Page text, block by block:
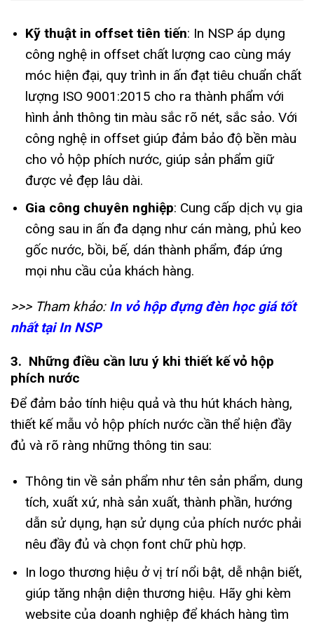
Kỹ thuật in offset tiên tiến: In NSP áp dụng
công nghệ in offset chất lượng cao cùng máy
móc hiện đại, quy trình in ấn đạt tiêu chuẩn chất
lượng ISO 9001:2015 cho ra thành phẩm với
hình ảnh thông tin màu sắc rõ nét, sắc sảo. Với
công nghệ in offset giúp đảm bảo độ bền màu
cho vỏ hộp phích nước, giúp sản phẩm giữ
được vẻ đẹp lâu dài.
Gia công chuyên nghiệp: Cung cấp dịch vụ gia
công sau in ấn đa dạng như cán màng, phủ keo
gốc nước, bồi, bế, dán thành phẩm, đáp ứng
mọi nhu cầu của khách hàng.
>>> Tham khảo: In vỏ hộp đựng đèn học giá tốt
nhất tại In NSP
3. Những điều cần lưu ý khi thiết kế vỏ hộp
phích nước
Để đảm bảo tính hiệu quả và thu hút khách hàng,
thiết kế mẫu vỏ hộp phích nước cần thể hiện đầy
đủ và rõ ràng những thông tin sau:
Thông tin về sản phẩm như tên sản phẩm, dung
tích, xuất xứ, nhà sản xuất, thành phần, hướng
dẫn sử dụng, hạn sử dụng của phích nước phải
nêu đầy đủ và chọn font chữ phù hợp.
In logo thương hiệu ở vị trí nổi bật, dễ nhận biết,
giúp tăng nhận diện thương hiệu. Hãy ghi kèm
website của doanh nghiệp để khách hàng tìm